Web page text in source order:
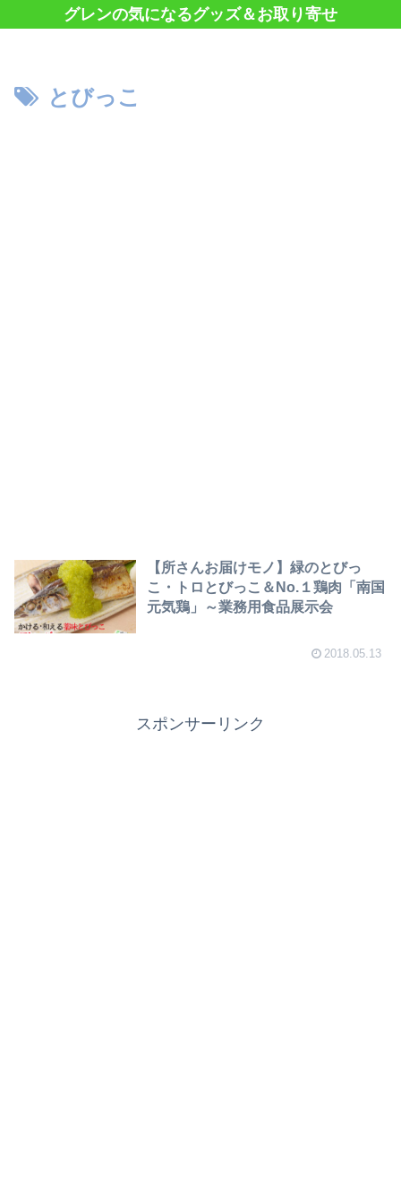
グレンの気になるグッズ＆お取り寄せ
とびっこ
【所さんお届けモノ】緑のとびっ
こ・トロとびっこ＆No.１鶏肉「南国
元気鶏」～業務用食品展示会
2018.05.13
スポンサーリンク